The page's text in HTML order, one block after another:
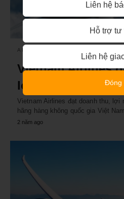
AIRPORT CARGO
Vietnam Airlines
lợi nhuận kỷ lục
Vietnam Airlines đạt doanh thu, lợi
hãng hàng không quốc gia Việt
2 năm ago
Liên hệ
Hỗ trợ tư
Liên hệ
Đóng